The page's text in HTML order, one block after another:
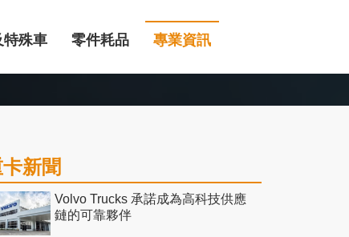
特殊車 零件耗品 專業資訊
新聞
Volvo Trucks 承諾成為高科技供應
鏈的可靠夥伴